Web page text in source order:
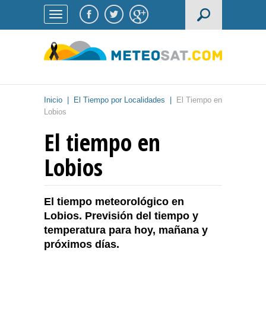
Inicio El Tiempo por Localidades
El Tiempo en
Lobios
El tiempo en
Lobios
El tiempo meteorológico en
Lobios. Previsión del tiempo y
temperatura para hoy, mañana y
próximos días.